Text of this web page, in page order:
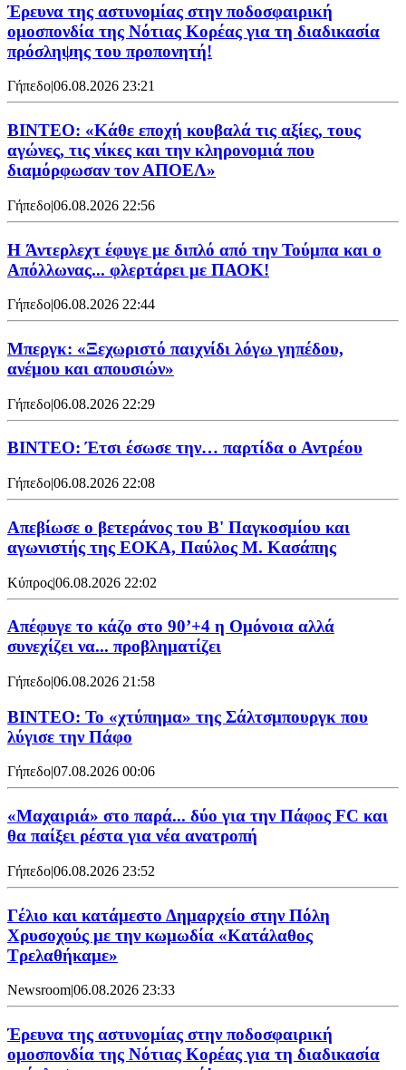
Έρευνα της αστυνομίας στην ποδοσφαιρική
ομοσπονδία της Νότιας Κορέας για τη διαδικασία
πρόσληψης του προπονητή!
Γήπεδο|06.08.2026 23:21
ΒΙΝΤΕΟ: «Κάθε εποχή κουβαλά τις αξίες, τους
αγώνες, τις νίκες και την κληρονομιά που
διαμόρφωσαν τον ΑΠΟΕΛ»
Γήπεδο|06.08.2026 22:56
H Άντερλεχτ έφυγε με διπλό από την Τούμπα και ο
Απόλλωνας... φλερτάρει με ΠΑΟΚ!
Γήπεδο|06.08.2026 22:44
Μπεργκ: «Ξεχωριστό παιχνίδι λόγω γηπέδου,
ανέμου και απουσιών»
Γήπεδο|06.08.2026 22:29
ΒΙΝΤΕΟ: Έτσι έσωσε την… παρτίδα ο Αντρέου
Γήπεδο|06.08.2026 22:08
Απεβίωσε ο βετεράνος του Β' Παγκοσμίου και
αγωνιστής της ΕΟΚΑ, Παύλος Μ. Κασάπης
Κύπρος|06.08.2026 22:02
Απέφυγε το κάζο στο 90’+4 η Ομόνοια αλλά
συνεχίζει να... προβληματίζει
Γήπεδο|06.08.2026 21:58
ΒΙΝΤΕΟ: Το «χτύπημα» της Σάλτσμπουργκ που
λύγισε την Πάφο
Γήπεδο|07.08.2026 00:06
«Μαχαιριά» στο παρά... δύο για την Πάφος FC και
θα παίξει ρέστα για νέα ανατροπή
Γήπεδο|06.08.2026 23:52
Γέλιο και κατάμεστο Δημαρχείο στην Πόλη
Χρυσοχούς με την κωμωδία «Κατάλαθος
Τρελαθήκαμε»
Newsroom|06.08.2026 23:33
Έρευνα της αστυνομίας στην ποδοσφαιρική
ομοσπονδία της Νότιας Κορέας για τη διαδικασία